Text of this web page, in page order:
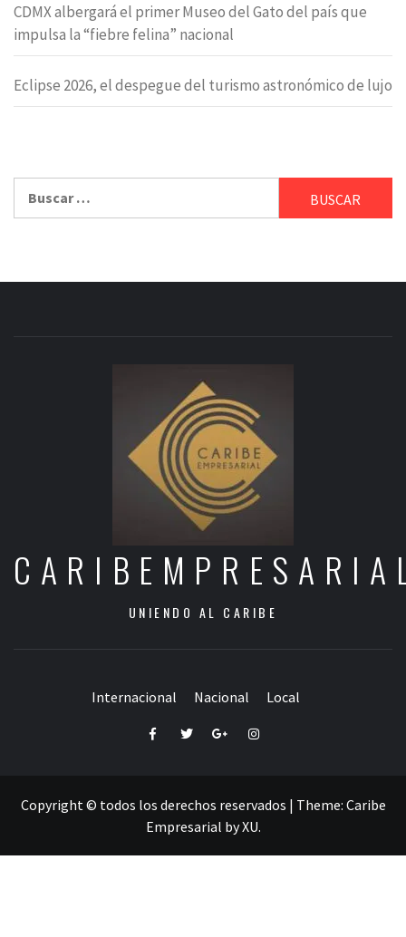
CDMX albergará el primer Museo del Gato del país que
impulsa la “fiebre felina” nacional
Eclipse 2026, el despegue del turismo astronómico de lujo
UNIENDO AL CARIBE
Internacional Nacional Local
FacebookTwitterGoogle+Instagram
Copyright © todos los derechos reservados | Theme: Caribe
Empresarial byXU.